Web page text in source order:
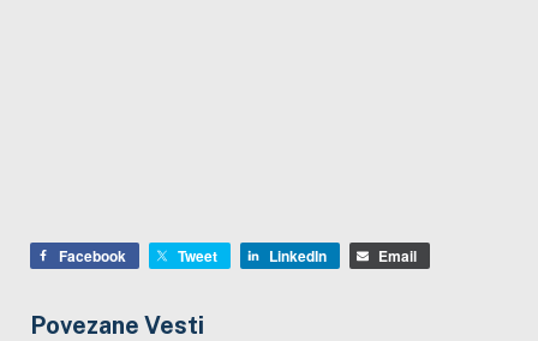
Facebook Tweet LinkedIn Email
Povezane Vesti